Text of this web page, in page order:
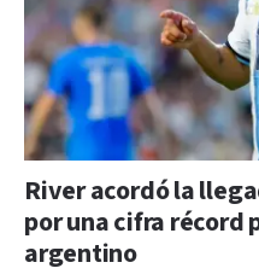
River acordó la
por una cifra récord
argentino